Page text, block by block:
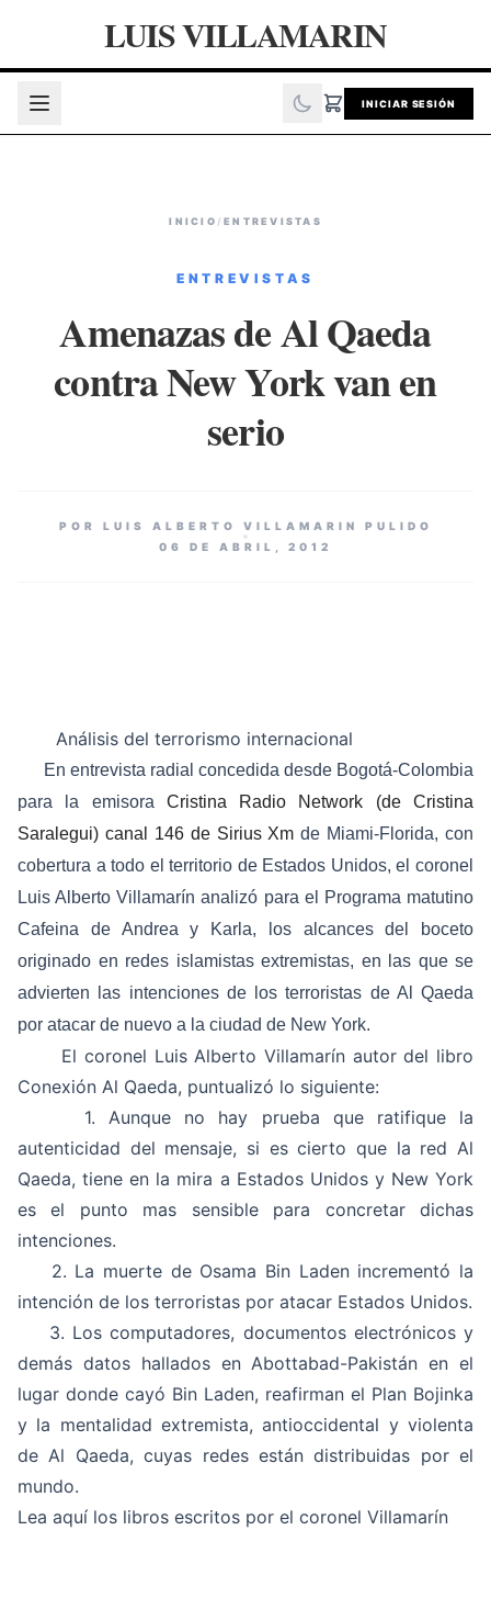
LUIS VILLAMARIN
INICIAR SESIÓN
INICIO / ENTREVISTAS
ENTREVISTAS
Amenazas de Al Qaeda
contra New York van en
serio
POR LUIS ALBERTO VILLAMARIN PULIDO
06 DE ABRIL, 2012
Análisis del terrorismo internacional
En entrevista radial concedida desde Bogotá-Colombia
para la emisora Cristina Radio Network (de Cristina
Saralegui) canal 146 de Sirius Xmde Miami-Florida, con
cobertura a todo el territorio de Estados Unidos, el coronel
Luis Alberto Villamarín analizó para el Programa matutino
Cafeina de Andrea y Karla, los alcances del boceto
originado en redes islamistas extremistas, en las que se
advierten las intenciones de los terroristas de Al Qaeda
por atacar de nuevo a la ciudad de New York.
El coronel Luis Alberto Villamarín autor del libro
Conexión Al Qaeda, puntualizó lo siguiente:
1. Aunque no hay prueba que ratifique la
autenticidad del mensaje, si es cierto que la red Al
Qaeda, tiene en la mira a Estados Unidos y New York
es el punto mas sensible para concretar dichas
intenciones.
2. La muerte de Osama Bin Laden incrementó la
intención de los terroristas por atacar Estados Unidos.
3. Los computadores, documentos electrónicos y
demás datos hallados en Abottabad-Pakistán en el
lugar donde cayó Bin Laden, reafirman el Plan Bojinka
y la mentalidad extremista, antioccidental y violenta
de Al Qaeda, cuyas redes están distribuidas por el
mundo.
Lea aquí los libros escritos por el coronel Villamarín